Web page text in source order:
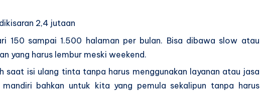
2,4 jutaan
150 sampai 1.500 halaman per bulan. Bisa dibawa slow atau
yang harus lembur meski weekend.
saat isi ulang tinta tanpa harus menggunakan layanan atau jasa
mandiri bahkan untuk kita yang pemula sekalipun tanpa harus